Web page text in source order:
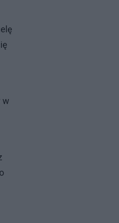
w